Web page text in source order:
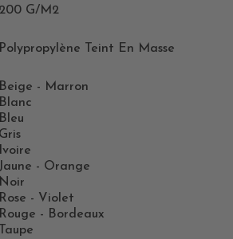
200 G/m2
Polypropylène Teint En Masse
Beige - Marron
Blanc
Bleu
Gris
Ivoire
Jaune - Orange
Noir
Rose - Violet
Rouge - Bordeaux
Taupe